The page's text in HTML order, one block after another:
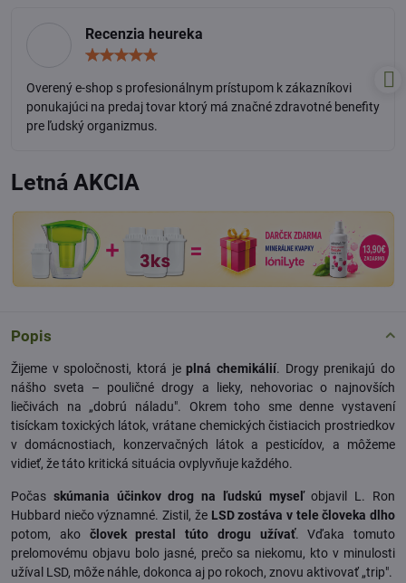
Recenzia heureka
5
Overený e-shop s profesionálnym prístupom k zákazníkovi
ponukajúci na predaj tovar ktorý má značné zdravotné benefity
pre ľudský organizmus.
Letná AKCIA
Popis
Žijeme v spoločnosti, ktorá jeplná chemikálií. Drogy prenikajú do
nášho sveta – pouličné drogy a lieky, nehovoriac o najnovších
liečivách na „dobrú náladu". Okrem toho sme denne vystavení
tisíckam toxických látok, vrátane chemických čistiacich prostriedkov
v domácnostiach, konzervačných látok a pesticídov, a môžeme
vidieť, že táto kritická situácia ovplyvňuje každého.
Počas skúmania účinkov drog na ľudskú myseľobjavil L. Ron
Hubbard niečo významné. Zistil, že LSD zostáva v tele človeka dlho
potom, ako človek prestal túto drogu užívať. Vďaka tomuto
prelomovému objavu bolo jasné, prečo sa niekomu, kto v minulosti
užíval LSD, môže náhle, dokonca aj po rokoch, znovu aktivovať „trip".